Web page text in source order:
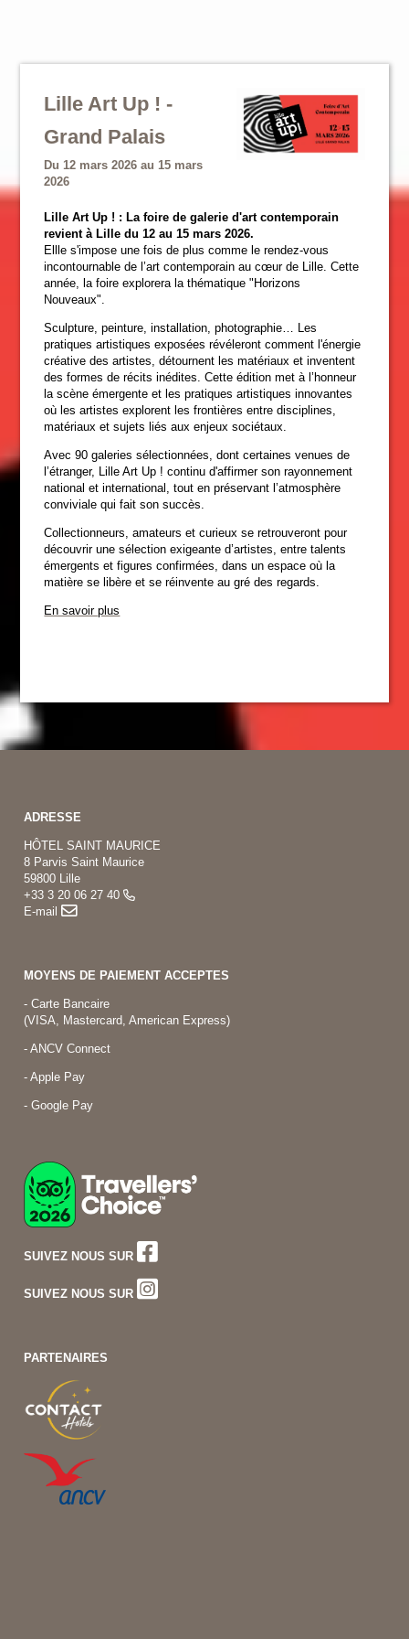
Lille Art Up ! -
Grand Palais
Du 12 mars 2026 au 15 mars
2026
Lille Art Up ! : La foire de galerie d'art contemporain
revient à Lille du 12 au 15 mars 2026.
Ellle s'impose une fois de plus comme le rendez-vous
incontournable de l’art contemporain au cœur de Lille. Cette
année, la foire explorera la thématique "Horizons
Nouveaux".
Sculpture, peinture, installation, photographie… Les
pratiques artistiques exposées révéleront comment l'énergie
créative des artistes, détournent les matériaux et inventent
des formes de récits inédites. Cette édition met à l’honneur
la scène émergente et les pratiques artistiques innovantes
où les artistes explorent les frontières entre disciplines,
matériaux et sujets liés aux enjeux sociétaux.
Avec 90 galeries sélectionnées, dont certaines venues de
l’étranger, Lille Art Up ! continu d'affirmer son rayonnement
national et international, tout en préservant l’atmosphère
conviviale qui fait son succès.
Collectionneurs, amateurs et curieux se retrouveront pour
découvrir une sélection exigeante d’artistes, entre talents
émergents et figures confirmées, dans un espace où la
matière se libère et se réinvente au gré des regards.
En savoir plus
ADRESSE
HÔTEL SAINT MAURICE
8 Parvis Saint Maurice
59800 Lille
+33 3 20 06 27 40
E-mail
MOYENS DE PAIEMENT ACCEPTES
- Carte Bancaire
(VISA, Mastercard, American Express)
- ANCV Connect
- Apple Pay
- Google Pay
SUIVEZ NOUS SUR
SUIVEZ NOUS SUR
PARTENAIRES